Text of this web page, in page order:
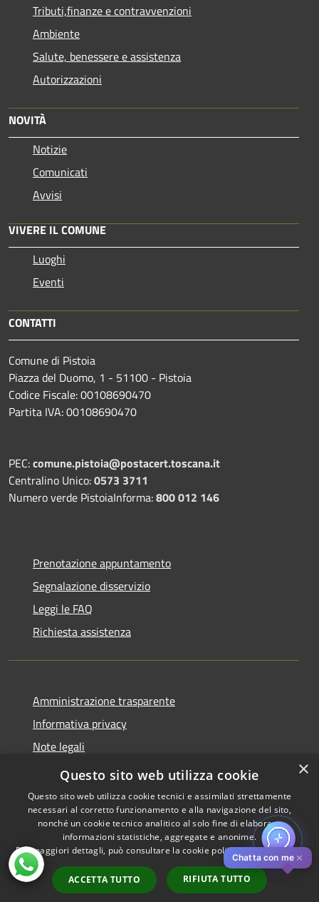
Tributi,finanze e contravvenzioni
Ambiente
Salute, benessere e assistenza
Autorizzazioni
NOVITÀ
Notizie
Comunicati
Avvisi
VIVERE IL COMUNE
Luoghi
Eventi
CONTATTI
Comune di Pistoia
Piazza del Duomo, 1 - 51100 - Pistoia
Codice Fiscale: 00108690470
Partita IVA: 00108690470
PEC:comune.pistoia@postacert.toscana.it
Centralino Unico:0573 3711
Numero verde PistoiaInforma:800 012 146
Prenotazione appuntamento
Segnalazione disservizio
Leggi le FAQ
Richiesta assistenza
Amministrazione trasparente
Informativa privacy
Note legali
Dichiarazione di accessibilità
Accessibilità
Privacy
Copyright © 2026 • Comune di
Pistoia • Powered by
Municipium•
Accesso
redazione
Chatta con me ✕
×
Questo sito web utilizza cookie
Questo sito web utilizza cookie tecnici e assimilati strettamente
necessari al corretto funzionamento e alla navigazione del sito,
nonché un cookie tecnico analitico al solo fine di elaborare
informazioni statistiche, aggregate e anonime.
Per maggiori dettagli, può consultare la cookie policy al seguentelink
ACCETTA TUTTO RIFIUTA TUTTO